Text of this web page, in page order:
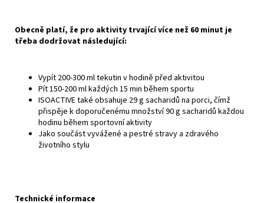
Obecně platí, že pro aktivity trvající více než 60 minut je
třeba dodržovat následující:
Vypít 200-300 ml tekutin v hodině před aktivitou
Pít 150-200 ml každých 15 min během sportu
ISOACTIVE také obsahuje 29 g sacharidů na porci, čímž
přispěje k doporučenému množství 90 g sacharidů každou
hodinu během sportovní aktivity
Jako součást vyvážené a pestré stravy a zdravého
životního stylu
Technické informace